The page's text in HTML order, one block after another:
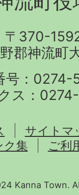
〒370-
郡神流町
号：0274-
ス：
サイトマ
ク集
ご利
Kanna Town.